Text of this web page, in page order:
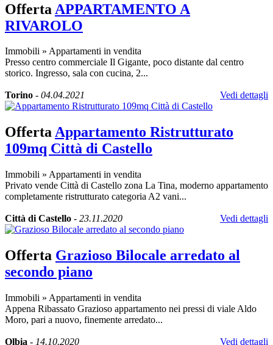
Offerta APPARTAMENTO A
RIVAROLO
Immobili » Appartamenti in vendita
Presso centro commerciale Il Gigante, poco distante dal centro
storico. Ingresso, sala con cucina, 2...
Torino - 04.04.2021 Vedi dettagli
OffertaAppartamento Ristrutturato
109mq Città di Castello
Immobili » Appartamenti in vendita
Privato vende Città di Castello zona La Tina, moderno appartamento
completamente ristrutturato categoria A2 vani...
Città di Castello - 23.11.2020 Vedi dettagli
Offerta Grazioso Bilocale arredato al
secondo piano
Immobili » Appartamenti in vendita
Appena Ribassato Grazioso appartamento nei pressi di viale Aldo
Moro, pari a nuovo, finemente arredato...
Olbia - 14.10.2020 Vedi dettagli